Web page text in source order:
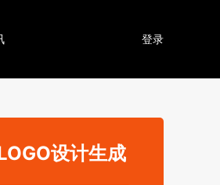
登录
设计生成